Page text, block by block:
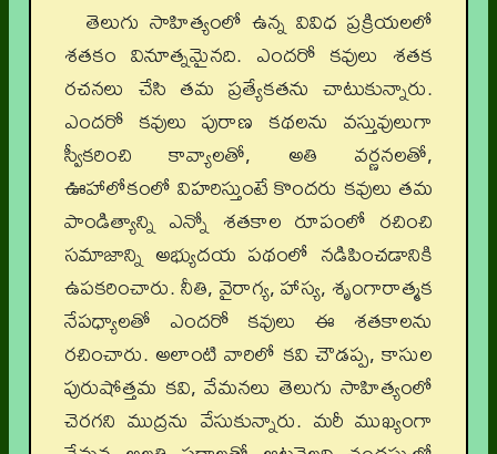
తెలుగు సాహిత్యంలో ఉన్న వివిధ ప్రక్రియలలో
శతకం వినూత్నమైనది. ఎందరో కవులు శతక
రచనలు చేసి తమ ప్రత్యేకతను చాటుకున్నారు.
ఎందరో కవులు పురాణ కథలను వస్తువులుగా
స్వీకరించి కావ్యాలతో, అతి వర్ణనలతో,
ఊహాలోకంలో విహరిస్తుంటే కొందరు కవులు తమ
పాండిత్యాన్ని ఎన్నో శతకాల రూపంలో రచించి
సమాజాన్ని అభ్యుదయ పథంలో నడిపించడానికి
ఉపకరించారు. నీతి, వైరాగ్య, హాస్య, శృంగారాత్మక
నేపధ్యాలతో ఎందరో కవులు ఈ శతకాలను
రచించారు. అలాంటి వారిలో కవి చౌడప్ప, కాసుల
పురుషోత్తమ కవి, వేమనలు తెలుగు సాహిత్యంలో
చెరగని ముద్రను వేసుకున్నారు. మరీ ముఖ్యంగా